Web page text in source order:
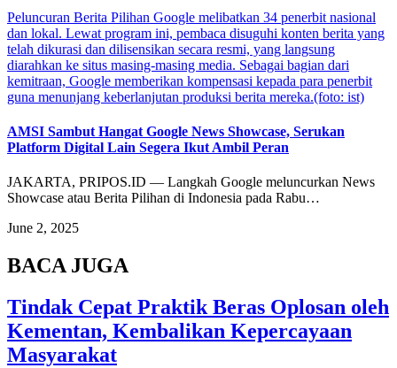
Peluncuran Berita Pilihan Google melibatkan 34 penerbit nasional
dan lokal. Lewat program ini, pembaca disuguhi konten berita yang
telah dikurasi dan dilisensikan secara resmi, yang langsung
diarahkan ke situs masing-masing media. Sebagai bagian dari
kemitraan, Google memberikan kompensasi kepada para penerbit
guna menunjang keberlanjutan produksi berita mereka.(foto: ist)
AMSI Sambut Hangat Google News Showcase, Serukan
Platform Digital Lain Segera Ikut Ambil Peran
JAKARTA, PRIPOS.ID — Langkah Google meluncurkan News
Showcase atau Berita Pilihan di Indonesia pada Rabu…
June 2, 2025
BACA JUGA
Tindak Cepat Praktik Beras Oplosan oleh
Kementan, Kembalikan Kepercayaan
Masyarakat